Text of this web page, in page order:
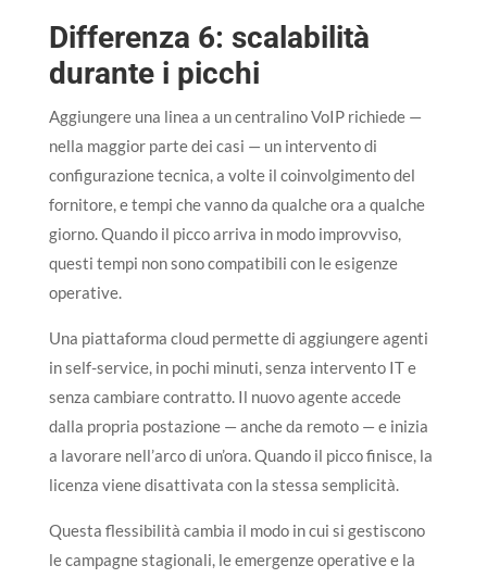
Differenza 6: scalabilità
durante i picchi
Aggiungere una linea a un centralino VoIP richiede —
nella maggior parte dei casi — un intervento di
configurazione tecnica, a volte il coinvolgimento del
fornitore, e tempi che vanno da qualche ora a qualche
giorno. Quando il picco arriva in modo improvviso,
questi tempi non sono compatibili con le esigenze
operative.
Una piattaforma cloud permette di aggiungere agenti
in self-service, in pochi minuti, senza intervento IT e
senza cambiare contratto. Il nuovo agente accede
dalla propria postazione — anche da remoto — e inizia
a lavorare nell’arco di un’ora. Quando il picco finisce, la
licenza viene disattivata con la stessa semplicità.
Questa flessibilità cambia il modo in cui si gestiscono
le campagne stagionali, le emergenze operative e la